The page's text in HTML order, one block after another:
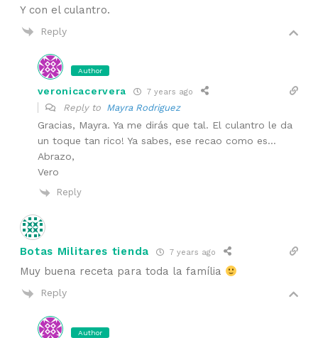
Y con el culantro.
Reply
Author
veronicacervera 7 years ago
Reply to Mayra Rodriguez
Gracias, Mayra. Ya me dirás que tal. El culantro le da
un toque tan rico! Ya sabes, ese recao como es…
Abrazo,
Vero
Reply
Botas Militares tienda 7 years ago
Muy buena receta para toda la família
Reply
Author